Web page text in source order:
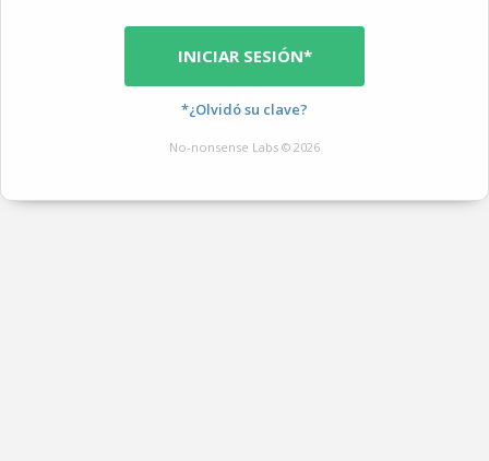
INICIAR SESIÓN*
*¿Olvidó su clave?
No-nonsense Labs © 2026